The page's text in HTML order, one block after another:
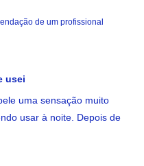
de um profissional
usei
uma sensação muito
usar à noite. Depois de
de aplicar creme corporal